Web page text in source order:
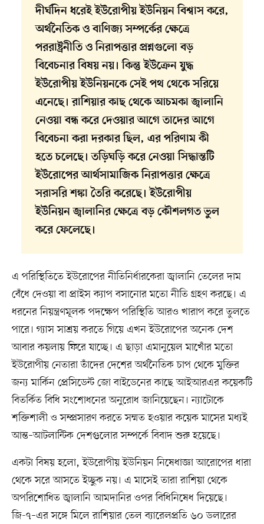
দীর্ঘদিন ধরেই ইউরোপীয় ইউনিয়ন বিশ্বাস করে,
অর্থনৈতিক ও বাণিজ্য সম্পর্কের ক্ষেত্রে
পররাষ্ট্রনীতি ও নিরাপত্তার প্রশ্নগুলো বড়
বিবেচনার বিষয় নয়। কিন্তু ইউক্রেন যুদ্ধ
ইউরোপীয় ইউনিয়নকে সেই পথ থেকে সরিয়ে
এনেছে। রাশিয়ার কাছ থেকে আচমকা জ্বালানি
নেওয়া বন্ধ করে দেওয়ার আগে তাদের আগে
বিবেচনা করা দরকার ছিল, এর পরিণাম কী
হতে চলেছে। তড়িঘড়ি করে নেওয়া সিদ্ধান্তটি
ইউরোপের আর্থসামাজিক নিরাপত্তার ক্ষেত্রে
সরাসরি শঙ্কা তৈরি করেছে। ইউরোপীয়
ইউনিয়ন জ্বালানির ক্ষেত্রে বড় কৌশলগত ভুল
করে ফেলেছে।
এ পরিস্থিতিতে ইউরোপের নীতিনির্ধারকেরা জ্বালানি তেলের দাম
বেঁধে দেওয়া বা প্রাইস ক্যাপ বসানোর মতো নীতি গ্রহণ করছে। এ
ধরনের নিয়ন্ত্রণমূলক পদক্ষেপ পরিস্থিতি আরও খারাপ করে তুলতে
পারে। গ্যাস সাশ্রয় করতে গিয়ে এখন ইউরোপের অনেক দেশ
আবার কয়লায় ফিরে যাচ্ছে। এ ছাড়া এমানুয়েল মাখোঁর মতো
ইউরোপীয় নেতারা তাঁদের দেশের অর্থনৈতিক চাপ থেকে মুক্তির
জন্য মার্কিন প্রেসিডেন্ট জো বাইডেনের কাছে আইআরএর কয়েকটি
বিতর্কিত বিধি সংশোধনের অনুরোধ জানিয়েছেন। ন্যাটোকে
শক্তিশালী ও সম্প্রসারণ করতে সম্মত হওয়ার কয়েক মাসের মধ্যই
আন্ত–আটলান্টিক দেশগুলোর সম্পর্কে বিবাদ শুরু হয়েছে।
একটা বিষয় হলো, ইউরোপীয় ইউনিয়ন নিষেধাজ্ঞা আরোপের ধারা
থেকে সরে আসতে ইচ্ছুক নয়। এ মাসেই তারা রাশিয়া থেকে
অপরিশোধিত জ্বালানি আমদানির ওপর বিধিনিষেধ দিয়েছে।
জি-৭–এর সঙ্গে মিলে রাশিয়ার তেল ব্যারেলপ্রতি ৬০ ডলারের